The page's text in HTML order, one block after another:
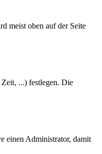
meist oben auf der Seite
...) festlegen. Die
einen Administrator, damit